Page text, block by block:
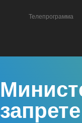
Телепрограмма